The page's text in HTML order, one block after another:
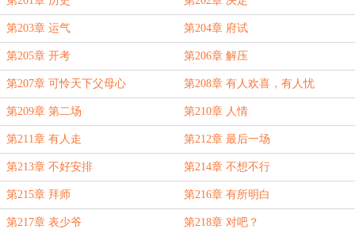
第203章 运气 第204章 府试
第205章 开考 第206章 解压
第207章 可怜天下父母心 第208章 有人欢喜，有人忧
第209章 第二场 第210章 人情
第211章 有人走 第212章 最后一场
第213章 不好安排 第214章 不想不行
第215章 拜师 第216章 有所明白
第217章 表少爷 第218章 对吧？